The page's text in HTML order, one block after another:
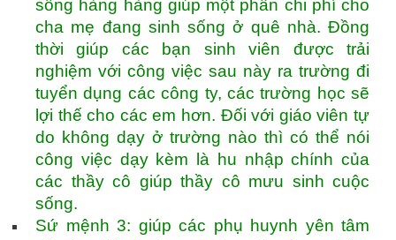
sống hàng hàng giúp một phần chi phí cho
cha mẹ đang sinh sống ở quê nhà. Đồng
thời giúp các bạn sinh viên được trải
nghiệm với công việc sau này ra trường đi
tuyển dụng các công ty, các trường học sẽ
lợi thế cho các em hơn. Đối với giáo viên tự
do không dạy ở trường nào thì có thể nói
công việc dạy kèm là hu nhập chính của
các thầy cô giúp thầy cô mưu sinh cuộc
sống.
Sứ mệnh 3: giúp các phụ huynh yên tâm